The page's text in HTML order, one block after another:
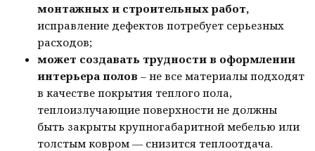
монтажных и строительных работ,
исправление дефектов потребует серьезных
расходов;
может создавать трудности в оформлении
интерьера полов – не все материалы подходят
в качестве покрытия теплого пола,
теплоизлучающие поверхности не должны
быть закрыты крупногабаритной мебелью или
толстым ковром — снизится теплоотдача.